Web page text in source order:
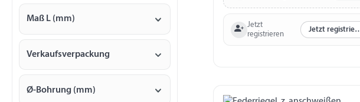
Maß L (mm)
Verkaufsverpackung
Ø-Bohrung (mm)
Jetzt
registrieren
Jetzt